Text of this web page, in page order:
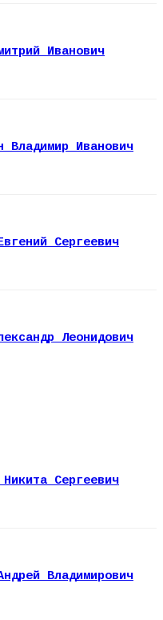
Иванович
Владимир Иванович
Сергеевич
Леонидович
Сергеевич
Владимирович